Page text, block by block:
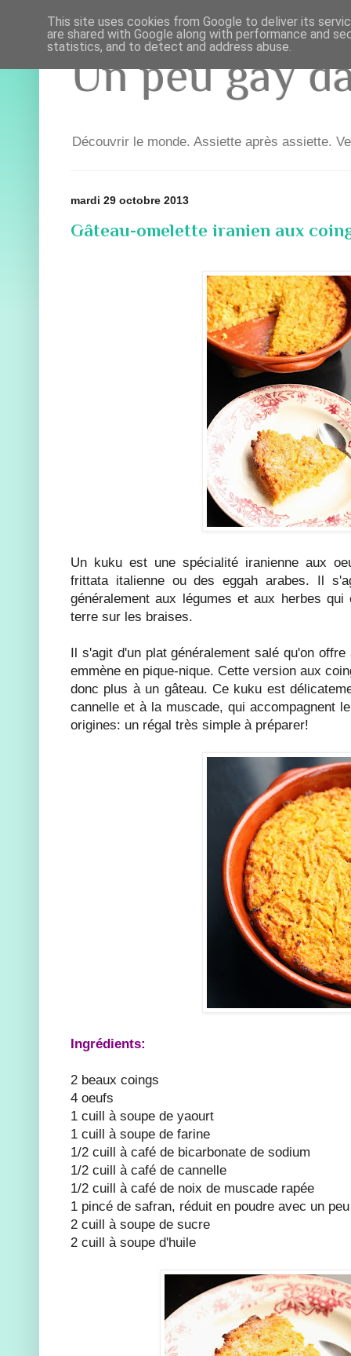
Un peu gay
Découvrir le monde. Assiette après assiette.
mardi 29 octobre 2013
Gâteau-omelette iranien aux
Un kuku est une spécialité iranienne aux
frittata italienne ou des eggah arabes. Il
généralement aux légumes et aux herbes
terre sur les braises.
Il s'agit d'un plat généralement salé qu'on
emmène en pique-nique. Cette version aux
donc plus à un gâteau. Ce kuku est
cannelle et à la muscade, qui accompagnent
origines: un régal très simple à préparer!
Ingrédients:
2 beaux coings
4 oeufs
1 cuill à soupe de yaourt
1 cuill à soupe de farine
1/2 cuill à café de bicarbonate de sodium
1/2 cuill à café de cannelle
1/2 cuill à café de noix de muscade rapée
1 pincé de safran, réduit en poudre avec un
2 cuill à soupe de sucre
2 cuill à soupe d'huile
This site uses cookies from Google to deliver its
are shared with Google along with performance and
statistics, and to detect and address abuse.